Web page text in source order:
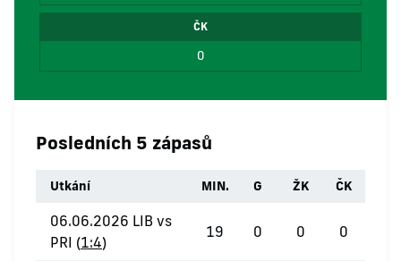
ČK
0
Posledních 5 zápasů
Utkání MIN. G ŽK ČK
06.06.2026 LIB vs
PRI (1:4)
19 0 0 0